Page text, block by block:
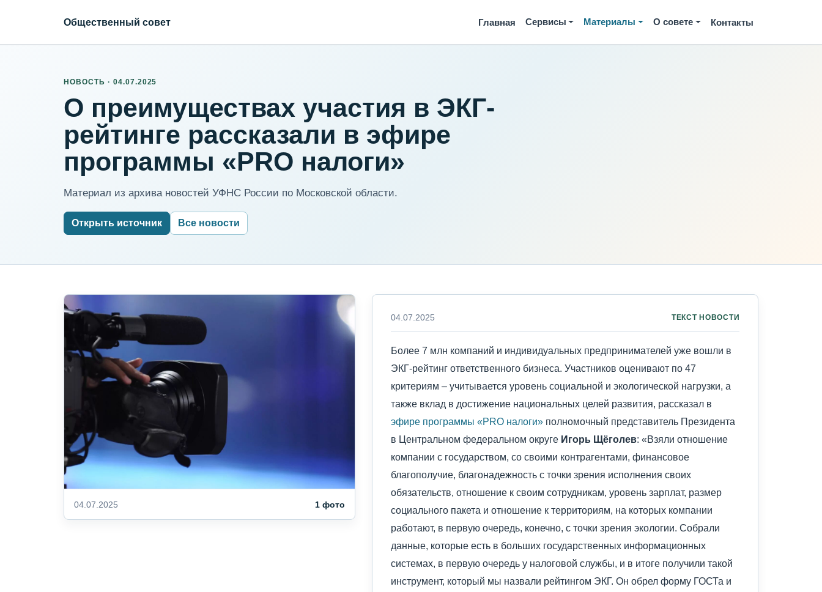
Общественный совет Главная Сервисы Материалы О совете Контакты
НОВОСТЬ · 04.07.2025
О преимуществах участия в ЭКГ-
рейтинге рассказали в эфире
программы «PRO налоги»
Материал из архива новостей УФНС России по Московской области.
Открыть источник Все новости
04.07.2025 1 фото
04.07.2025 ТЕКСТ НОВОСТИ
Более 7 млн компаний и индивидуальных предпринимателей уже вошли в
ЭКГ-рейтинг ответственного бизнеса. Участников оценивают по 47
критериям – учитывается уровень социальной и экологической нагрузки, а
также вклад в достижение национальных целей развития, рассказал в
эфире программы «PRO налоги»полномочный представитель Президента
в Центральном федеральном округе Игорь Щёголев: «Взяли отношение
компании с государством, со своими контрагентами, финансовое
благополучие, благонадежность с точки зрения исполнения своих
обязательств, отношение к своим сотрудникам, уровень зарплат, размер
социального пакета и отношение к территориям, на которых компании
работают, в первую очередь, конечно, с точки зрения экологии. Собрали
данные, которые есть в больших государственных информационных
системах, в первую очередь у налоговой службы, и в итоге получили такой
инструмент, который мы назвали рейтингом ЭКГ. Он обрел форму ГОСТа и